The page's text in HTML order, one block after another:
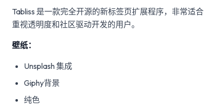
Tabliss 是一款完全开源的新标签页扩展程序，非常适合
重视透明度和社区驱动开发的用户。
壁纸：
Unsplash 集成
Giphy背景
纯色